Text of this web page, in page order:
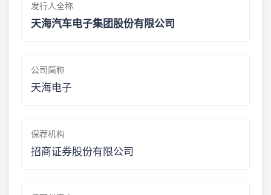
发行人全称
天海汽车电子集团股份有限公司
公司简称
天海电子
保荐机构
招商证券股份有限公司